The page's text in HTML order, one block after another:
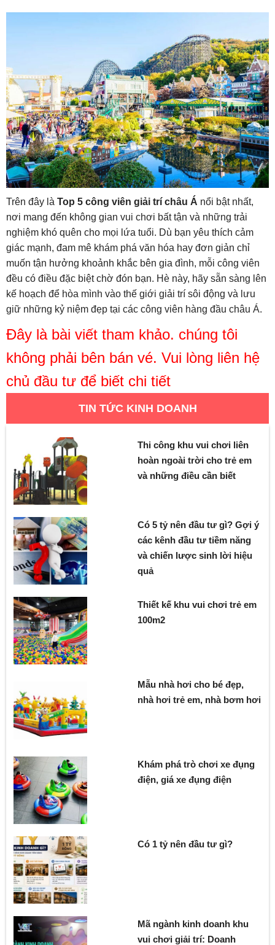
Trên đây là Top 5 công viên giải trí châu Á nổi bật nhất,
nơi mang đến không gian vui chơi bất tận và những trải
nghiệm khó quên cho mọi lứa tuổi. Dù bạn yêu thích cảm
giác mạnh, đam mê khám phá văn hóa hay đơn giản chỉ
muốn tận hưởng khoảnh khắc bên gia đình, mỗi công viên
đều có điều đặc biệt chờ đón bạn. Hè này, hãy sẵn sàng lên
kế hoạch để hòa mình vào thế giới giải trí sôi động và lưu
giữ những kỷ niệm đẹp tại các công viên hàng đầu châu Á.
Đây là bài viết tham khảo. chúng tôi
không phải bên bán vé. Vui lòng liên hệ
chủ đầu tư để biết chi tiết
TIN TỨC KINH DOANH
Thi công khu vui chơi liên
hoàn ngoài trời cho trẻ em
và những điều cần biết
Có 5 tỷ nên đầu tư gì? Gợi ý
các kênh đầu tư tiềm năng
và chiến lược sinh lời hiệu
quả
Thiết kế khu vui chơi trẻ em
100m2
Mẫu nhà hơi cho bé đẹp,
nhà hơi trẻ em, nhà bơm hơi
Khám phá trò chơi xe đụng
điện, giá xe đụng điện
Có 1 tỷ nên đầu tư gì?
Mã ngành kinh doanh khu
vui chơi giải trí: Doanh